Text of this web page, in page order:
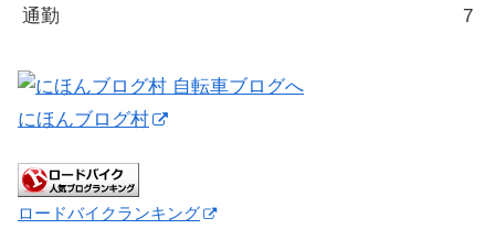
通勤 7
にほんブログ村
ロードバイクランキング